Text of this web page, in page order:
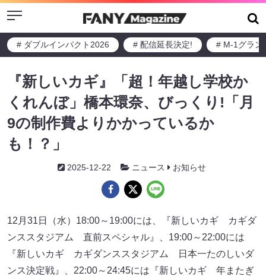
Menu
# ダブルインパクト2026 # 配信延長決定! # M-1グラン
『新しいカギ』「超！年越し学校か
くれんぼ」橋本環奈、びっくり!「月
9の制作費よりかかっているか
も！？」
2025-12-22 ニュース お知らせ
12月31日（水）18:00～19:00には、『新しいカギ カギダ
ンススタジアム 直前スペシャル』、19:00～22:00には
『新しいカギ カギダンススタジアム 日本一たのしいダ
ンス決定戦』、22:00～24:45には『新しいカギ 年またぎ